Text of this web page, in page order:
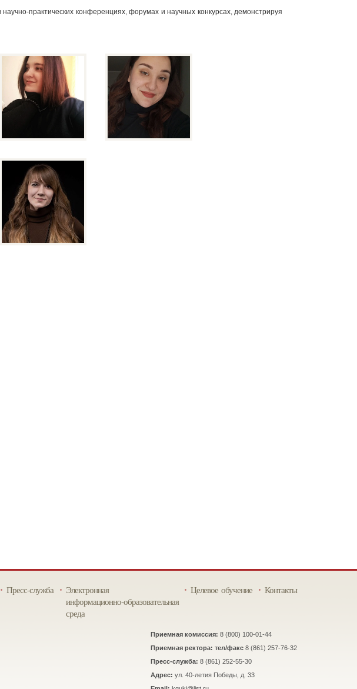
практических конференциях, форумах и научных конкурсах, демонстрируя
Пресс-служба
Электронная
информационно-образовательная
среда
Целевое обучение Контакты
Приемная комиссия: 8 (800) 100-01-44
Приемная ректора: тел/факс 8 (861) 257-76-32
Пресс-служба: 8 (861) 252-55-30
Адрес: ул. 40-летия Победы, д. 33